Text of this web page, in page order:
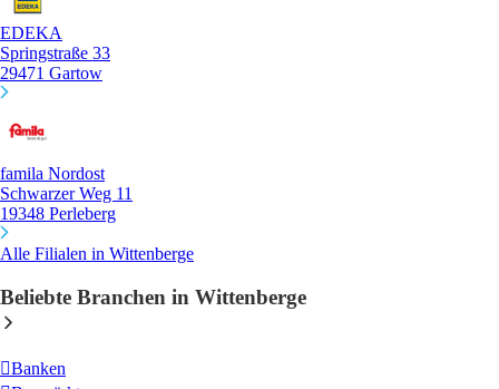
EDEKA
Springstraße 33
29471 Gartow
famila Nordost
Schwarzer Weg 11
19348 Perleberg
Alle Filialen in Wittenberge
Beliebte Branchen in Wittenberge
Banken